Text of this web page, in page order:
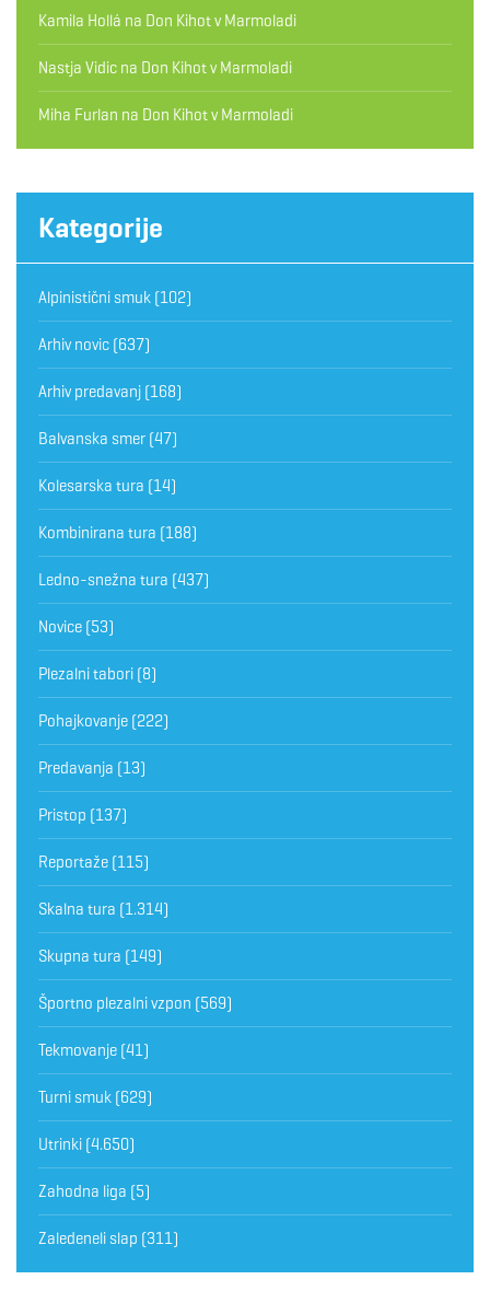
Kamila Hollá na Don Kihot v Marmoladi
Nastja Vidic na Don Kihot v Marmoladi
Miha Furlan na Don Kihot v Marmoladi
Kategorije
Alpinistični smuk (102)
Arhiv novic (637)
Arhiv predavanj (168)
Balvanska smer (47)
Kolesarska tura (14)
Kombinirana tura (188)
Ledno-snežna tura (437)
Novice (53)
Plezalni tabori (8)
Pohajkovanje (222)
Predavanja (13)
Pristop (137)
Reportaže (115)
Skalna tura (1.314)
Skupna tura (149)
Športno plezalni vzpon (569)
Tekmovanje (41)
Turni smuk (629)
Utrinki (4.650)
Zahodna liga (5)
Zaledeneli slap (311)